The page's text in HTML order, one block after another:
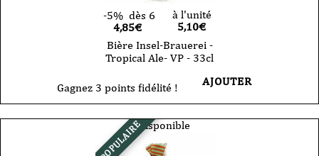
-5% dès 6
4,85€
à l'unité
5,10€
Bière Insel-Brauerei -
Tropical Ale- VP - 33cl
Gagnez 3 points fidélité ! AJOUTER
POPULAIREIndisponible